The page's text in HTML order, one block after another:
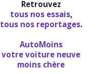
Retrouvez
tous nos essais,
tous nos reportages.
AutoMoins
votre voiture neuve
moins chère